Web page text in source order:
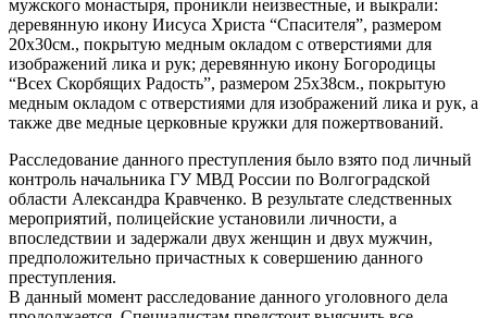
мужского монастыря, проникли неизвестные, и выкрали:
деревянную икону Иисуса Христа “Спасителя”, размером
20х30см., покрытую медным окладом с отверстиями для
изображений лика и рук; деревянную икону Богородицы
“Всех Скорбящих Радость”, размером 25х38см., покрытую
медным окладом с отверстиями для изображений лика и рук, а
также две медные церковные кружки для пожертвований.
Расследование данного преступления было взято под личный
контроль начальника ГУ МВД России по Волгоградской
области Александра Кравченко. В результате следственных
мероприятий, полицейские установили личности, а
впоследствии и задержали двух женщин и двух мужчин,
предположительно причастных к совершению данного
преступления.
В данный момент расследование данного уголовного дела